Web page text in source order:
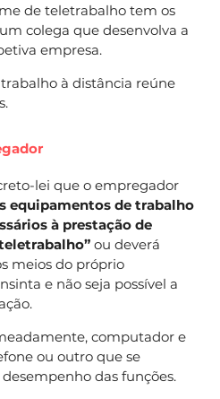
de teletrabalho tem os
colega que desenvolva a
empresa.
à distância reúne
lei que o empregador
equipamentos de trabalho
à prestação de
ou deverá
meios do próprio
e não seja possível a
computador e
ou outro que se
das funções.